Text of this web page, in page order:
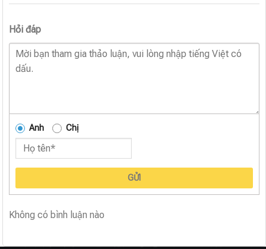
Hỏi đáp
Anh Chị
GỬI
Không có bình luận nào